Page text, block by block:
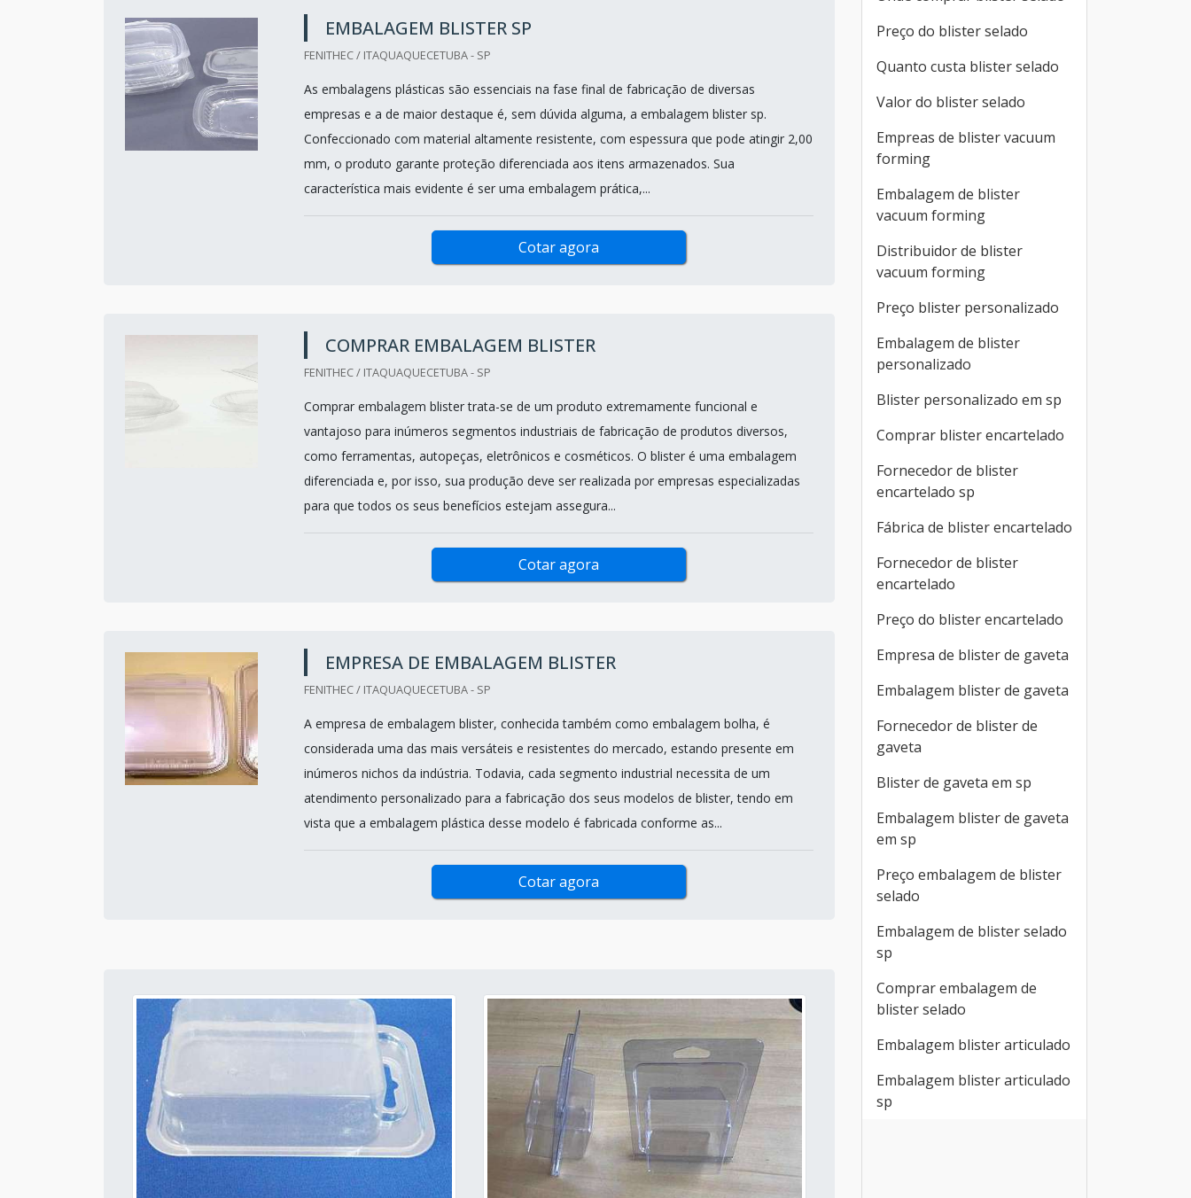
EMBALAGEM BLISTER SP
FENITHEC / ITAQUAQUECETUBA - SP
As embalagens plásticas são essenciais na fase final de fabricação de diversas
empresas e a de maior destaque é, sem dúvida alguma, a embalagem blister sp.
Confeccionado com material altamente resistente, com espessura que pode atingir 2,00
mm, o produto garante proteção diferenciada aos itens armazenados. Sua
característica mais evidente é ser uma embalagem prática,...
Cotar agora
COMPRAR EMBALAGEM BLISTER
FENITHEC / ITAQUAQUECETUBA - SP
Comprar embalagem blister trata-se de um produto extremamente funcional e
vantajoso para inúmeros segmentos industriais de fabricação de produtos diversos,
como ferramentas, autopeças, eletrônicos e cosméticos. O blister é uma embalagem
diferenciada e, por isso, sua produção deve ser realizada por empresas especializadas
para que todos os seus benefícios estejam assegura...
Cotar agora
EMPRESA DE EMBALAGEM BLISTER
FENITHEC / ITAQUAQUECETUBA - SP
A empresa de embalagem blister, conhecida também como embalagem bolha, é
considerada uma das mais versáteis e resistentes do mercado, estando presente em
inúmeros nichos da indústria. Todavia, cada segmento industrial necessita de um
atendimento personalizado para a fabricação dos seus modelos de blister, tendo em
vista que a embalagem plástica desse modelo é fabricada conforme as...
Cotar agora
Preço do blister selado
Quanto custa blister selado
Valor do blister selado
Empreas de blister vacuum
forming
Embalagem de blister
vacuum forming
Distribuidor de blister
vacuum forming
Preço blister personalizado
Embalagem de blister
personalizado
Blister personalizado em sp
Comprar blister encartelado
Fornecedor de blister
encartelado sp
Fábrica de blister encartelado
Fornecedor de blister
encartelado
Preço do blister encartelado
Empresa de blister de gaveta
Embalagem blister de gaveta
Fornecedor de blister de
gaveta
Blister de gaveta em sp
Embalagem blister de gaveta
em sp
Preço embalagem de blister
selado
Embalagem de blister selado
sp
Comprar embalagem de
blister selado
Embalagem blister articulado
Embalagem blister articulado
sp